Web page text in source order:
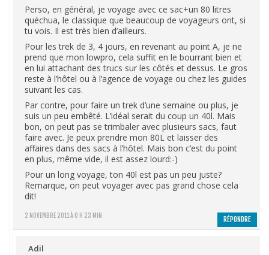
2 NOVEMBRE 2011 À 0 H 23 MIN
Perso, en général, je voyage avec ce sac+un 80 litres
quéchua, le classique que beaucoup de voyageurs ont, si
tu vois. Il est très bien d’ailleurs.
Pour les trek de 3, 4 jours, en revenant au point A, je ne
prend que mon lowpro, cela suffit en le bourrant bien et
en lui attachant des trucs sur les côtés et dessus. Le gros
reste à l’hôtel ou à l’agence de voyage ou chez les guides
suivant les cas.
Par contre, pour faire un trek d’une semaine ou plus, je
suis un peu embêté. L’idéal serait du coup un 40l. Mais
bon, on peut pas se trimbaler avec plusieurs sacs, faut
faire avec. Je peux prendre mon 80L et laisser des
affaires dans des sacs à l’hôtel. Mais bon c’est du point
en plus, même vide, il est assez lourd:-)
Pour un long voyage, ton 40l est pas un peu juste?
Remarque, on peut voyager avec pas grand chose cela
dit!
RÉPONDRE
Adil